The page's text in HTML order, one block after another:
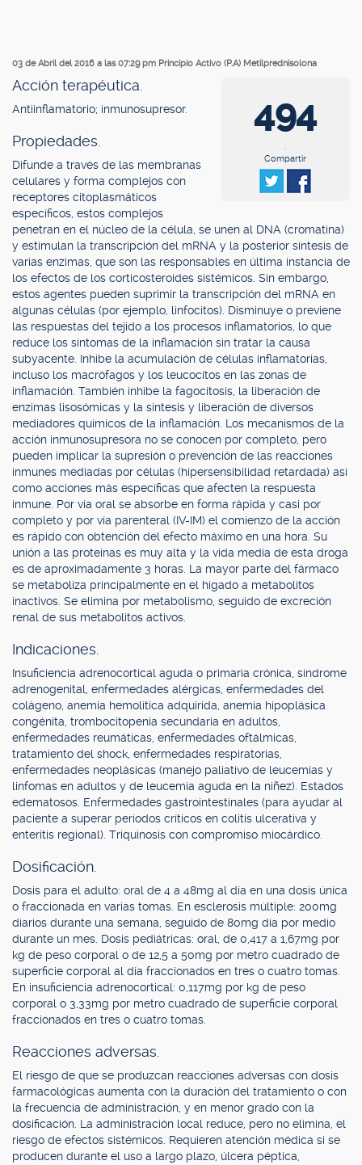
03 de Abril del 2016 a las 07:29 pm Principio Activo (P.A) Metilprednisolona
494
.
Compartir
Acción terapéutica.
Antiinflamatorio; inmunosupresor.
Propiedades.
Difunde a través de las membranas
celulares y forma complejos con
receptores citoplasmáticos
específicos, estos complejos
penetran en el núcleo de la célula, se unen al DNA (cromatina)
y estimulan la transcripción del mRNA y la posterior síntesis de
varias enzimas, que son las responsables en última instancia de
los efectos de los corticosteroides sistémicos. Sin embargo,
estos agentes pueden suprimir la transcripción del mRNA en
algunas células (por ejemplo, linfocitos). Disminuye o previene
las respuestas del tejido a los procesos inflamatorios, lo que
reduce los síntomas de la inflamación sin tratar la causa
subyacente. Inhibe la acumulación de células inflamatorias,
incluso los macrófagos y los leucocitos en las zonas de
inflamación. También inhibe la fagocitosis, la liberación de
enzimas lisosómicas y la síntesis y liberación de diversos
mediadores químicos de la inflamación. Los mecanismos de la
acción inmunosupresora no se conocen por completo, pero
pueden implicar la supresión o prevención de las reacciones
inmunes mediadas por células (hipersensibilidad retardada) así
como acciones más específicas que afecten la respuesta
inmune. Por vía oral se absorbe en forma rápida y casi por
completo y por vía parenteral (IV-IM) el comienzo de la acción
es rápido con obtención del efecto máximo en una hora. Su
unión a las proteínas es muy alta y la vida media de esta droga
es de aproximadamente 3 horas. La mayor parte del fármaco
se metaboliza principalmente en el hígado a metabolitos
inactivos. Se elimina por metabolismo, seguido de excreción
renal de sus metabolitos activos.
Indicaciones.
Insuficiencia adrenocortical aguda o primaria crónica, síndrome
adrenogenital, enfermedades alérgicas, enfermedades del
colágeno, anemia hemolítica adquirida, anemia hipoplásica
congénita, trombocitopenia secundaria en adultos,
enfermedades reumáticas, enfermedades oftálmicas,
tratamiento del shock, enfermedades respiratorias,
enfermedades neoplásicas (manejo paliativo de leucemias y
linfomas en adultos y de leucemia aguda en la niñez). Estados
edematosos. Enfermedades gastrointestinales (para ayudar al
paciente a superar períodos críticos en colitis ulcerativa y
enteritis regional). Triquinosis con compromiso miocárdico.
Dosificación.
Dosis para el adulto: oral de 4 a 48mg al día en una dosis única
o fraccionada en varias tomas. En esclerosis múltiple: 200mg
diarios durante una semana, seguido de 80mg día por medio
durante un mes. Dosis pediátricas: oral, de 0,417 a 1,67mg por
kg de peso corporal o de 12,5 a 50mg por metro cuadrado de
superficie corporal al día fraccionados en tres o cuatro tomas.
En insuficiencia adrenocortical: 0,117mg por kg de peso
corporal o 3,33mg por metro cuadrado de superficie corporal
fraccionados en tres o cuatro tomas.
Reacciones adversas.
El riesgo de que se produzcan reacciones adversas con dosis
farmacológicas aumenta con la duración del tratamiento o con
la frecuencia de administración, y en menor grado con la
dosificación. La administración local reduce, pero no elimina, el
riesgo de efectos sistémicos. Requieren atención médica si se
producen durante el uso a largo plazo, úlcera péptica,